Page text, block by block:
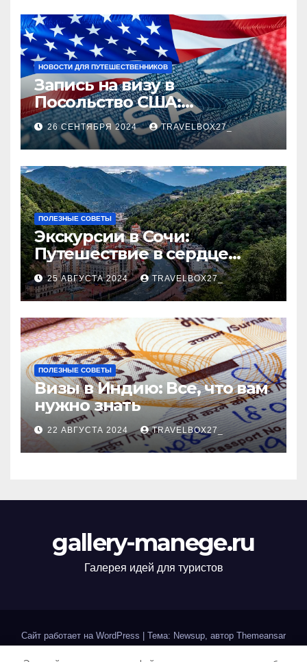
НОВОСТИ ДЛЯ ПУТЕШЕСТВЕННИКОВ
Запись на визу в
Посольство США:
Пошаговое руководство
26 СЕНТЯБРЯ 2024 TRAVELBOX27_
ПОЛЕЗНЫЕ СОВЕТЫ
Экскурсии в Сочи:
Путешествие в сердце
Черноморского курорта
25 АВГУСТА 2024 TRAVELBOX27_
ПОЛЕЗНЫЕ СОВЕТЫ
Визы в Индию: Все, что вам
нужно знать
22 АВГУСТА 2024 TRAVELBOX27_
gallery-manege.ru
Галерея идей для туристов
Сайт работает на WordPress Тема: Newsup, автор Themeansar